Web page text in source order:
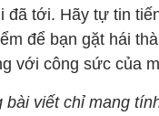
đã tới. Hãy tự tin
để bạn gặt hái
với công sức của
bài viết chỉ mang